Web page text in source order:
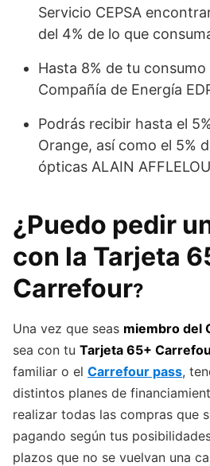
Servicio CEPSA
del 4% de lo que
Hasta 8% de tu
Compañía de Energía
Podrás recibir hasta el
Orange, así como el 5%
ópticas ALAIN
¿Puedo pedir
con la Tarjeta
Carrefour?
Una vez que seas miembro del
sea con tu Tarjeta 65+
familiar o el Carrefour pass,
distintos planes de
realizar todas las compras que
pagando según tus
plazos que no se vuelvan una